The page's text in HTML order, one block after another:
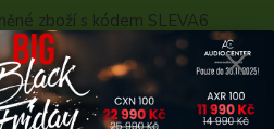
zboží s kódem SLEVA6
POPTÁVKA ZBOŽÍ - KALKULACE